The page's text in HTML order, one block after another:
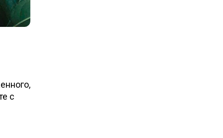
с